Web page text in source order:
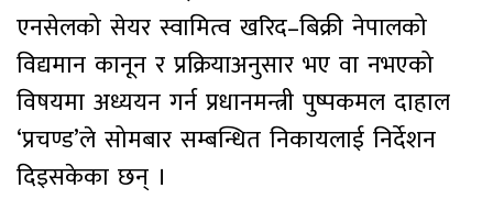
एनसेलको सेयर स्वामित्व खरिद–बिक्री नेपालको
विद्यमान कानून र प्रक्रियाअनुसार भए वा नभएको
विषयमा अध्ययन गर्न प्रधानमन्त्री पुष्पकमल दाहाल
‘प्रचण्ड’ले सोमबार सम्बन्धित निकायलाई निर्देशन
दिइसकेका छन् ।